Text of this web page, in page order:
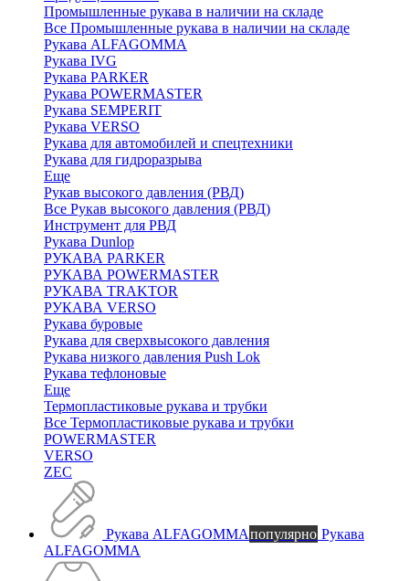
Промышленные рукава в наличии на складе
Все Промышленные рукава в наличии на складе
Рукава ALFAGOMMA
Рукава IVG
Рукава PARKER
Рукава POWERMASTER
Рукава SEMPERIT
Рукава VERSO
Рукава для автомобилей и спецтехники
Рукава для гидроразрыва
Еще
Рукав высокого давления (РВД)
Все Рукав высокого давления (РВД)
Инструмент для РВД
Рукава Dunlop
РУКАВА PARKER
РУКАВА POWERMASTER
РУКАВА TRAKTOR
РУКАВА VERSO
Рукава буровые
Рукава для сверхвысокого давления
Рукава низкого давления Push Lok
Рукава тефлоновые
Еще
Термопластиковые рукава и трубки
Все Термопластиковые рукава и трубки
POWERMASTER
VERSO
ZEC
Рукава ALFAGOMMAпопулярно Рукава
ALFAGOMMA